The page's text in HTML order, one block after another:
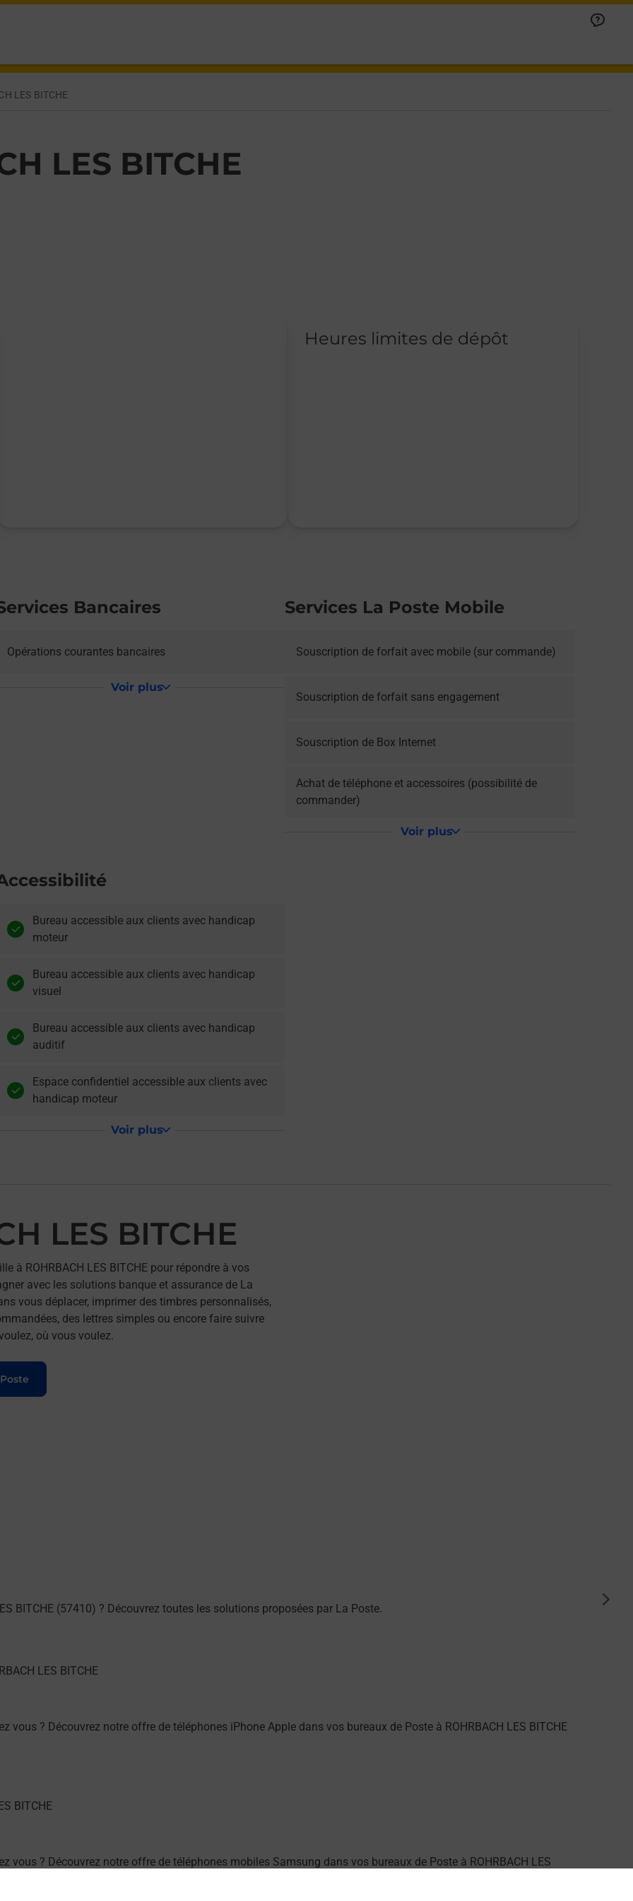
LES BITCHE
LES BITCHE
Heures limites de dépôt
Bancaires
Opérations courantes bancaires
Voir plus
Services La Poste Mobile
Souscription de forfait avec mobile (sur commande)
Souscription de forfait sans engagement
Souscription de Box Internet
Achat de téléphone et accessoires (possibilité de
commander)
Voir plus
Bureau accessible aux clients avec handicap
moteur
Bureau accessible aux clients avec handicap
visuel
Bureau accessible aux clients avec handicap
auditif
Espace confidentiel accessible aux clients avec
handicap moteur
Voir plus
LES BITCHE
à ROHRBACH LES BITCHE pour répondre à vos
avec les solutions banque et assurance de La
vous déplacer, imprimer des timbres personnalisés,
des lettres simples ou encore faire suivre
où vous voulez.
BITCHE (57410) ? Découvrez toutes les solutions proposées par La Poste.
vous ? Découvrez notre offre de téléphones iPhone Apple dans vos bureaux de Poste à ROHRBACH LES BITCHE
vous ? Découvrez notre offre de téléphones mobiles Samsung dans vos bureaux de Poste à ROHRBACH LES